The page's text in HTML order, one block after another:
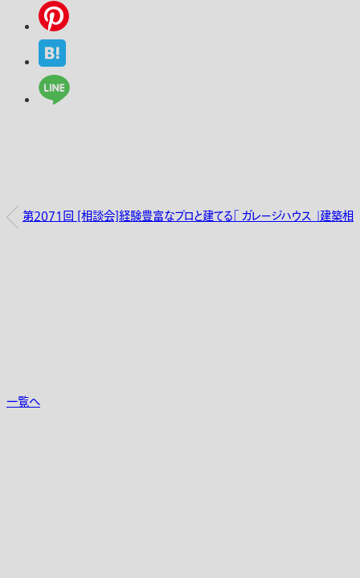
第2071回 [相談会]経験豊富なプロと建てる「 ガレージハウス 」建築相
一覧へ